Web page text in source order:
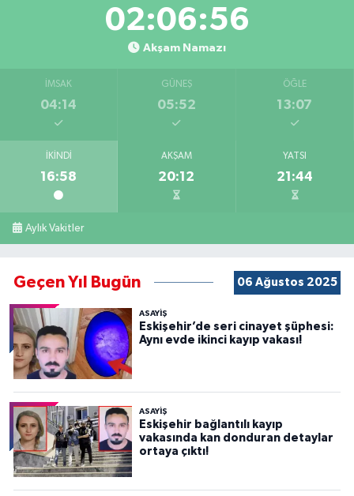
02:06:55
Akşam Namazı
İMSAK
04:14
GÜNEŞ
05:52
ÖĞLE
13:07
İKINDI
16:58
AKŞAM
20:12
YATSI
21:44
Aylık Vakitler
Geçen Yıl Bugün 06 Ağustos 2025
ASAYİŞ
Eskişehir’de seri cinayet şüphesi:
Aynı evde ikinci kayıp vakası!
ASAYİŞ
Eskişehir bağlantılı kayıp
vakasında kan donduran detaylar
ortaya çıktı!